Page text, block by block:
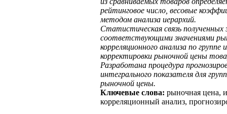
рейтинговое число, весовые
методом анализа иерархий.
Статистическая связь полученных
соответствующими значениями
корреляционного анализа по
корректировки рыночной цены
Разработана процедура
интегрального показателя для
рыночной цены.
Ключевые слова: рыночная цена,
корреляционный анализ,